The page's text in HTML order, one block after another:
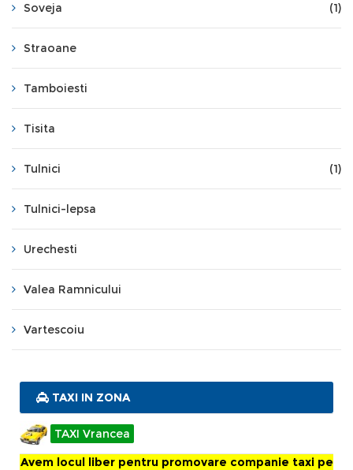
Soveja (1)
Straoane
Tamboiesti
Tisita
Tulnici (1)
Tulnici-lepsa
Urechesti
Valea Ramnicului
Vartescoiu
TAXI IN ZONA
TAXI Vrancea
Avem locul liber pentru promovare companie taxi pe